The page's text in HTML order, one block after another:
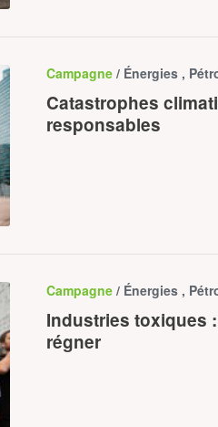
Campagne / Énergies ,
Catastrophes
responsables
Campagne / Énergies ,
Industries toxiques
régner